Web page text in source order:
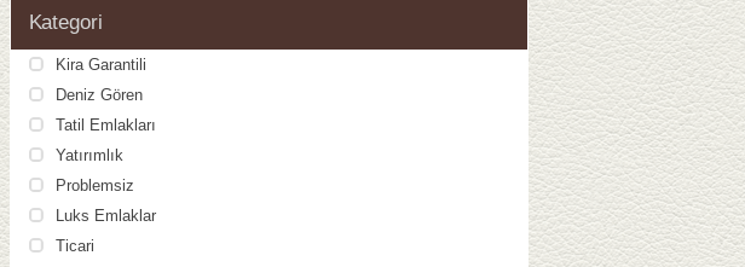
Kategori
Kira Garantili
Deniz Gören
Tatil Emlakları
Yatırımlık
Problemsiz
Luks Emlaklar
Ticari